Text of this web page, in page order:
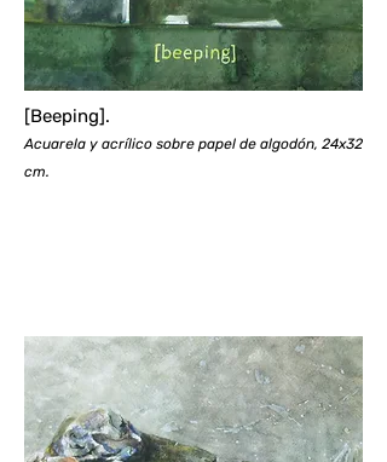
[Beeping].
Acuarela y acrílico sobre papel de algodón, 24x32
cm.